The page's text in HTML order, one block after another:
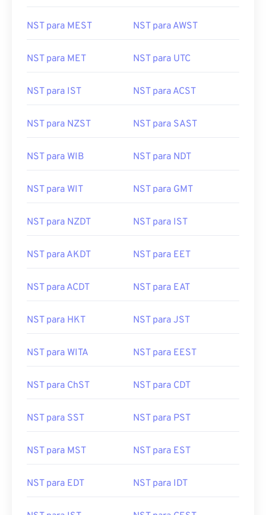
NST para MEST NST para AWST
NST para MET NST para UTC
NST para IST NST para ACST
NST para NZST NST para SAST
NST para WIB NST para NDT
NST para WIT NST para GMT
NST para NZDT NST para IST
NST para AKDT NST para EET
NST para ACDT NST para EAT
NST para HKT NST para JST
NST para WITA NST para EEST
NST para ChST NST para CDT
NST para SST NST para PST
NST para MST NST para EST
NST para EDT NST para IDT